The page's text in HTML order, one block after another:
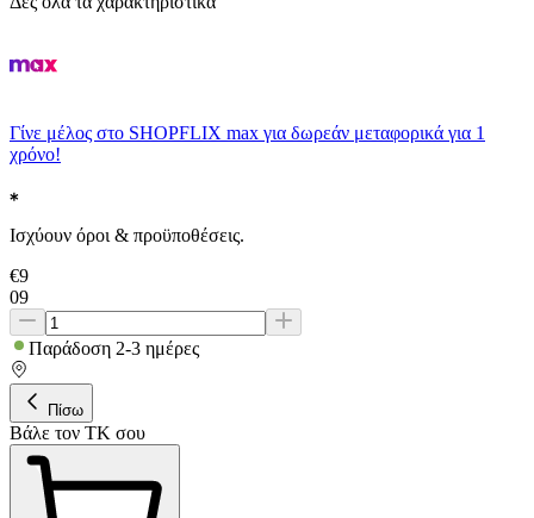
Γίνε μέλος στο SHOPFLIX max για δωρεάν μεταφορικά για 1
χρόνο!
Ισχύουν όροι & προϋποθέσεις.
€9
09
Παράδοση 2-3 ημέρες
Πίσω
Βάλε τον ΤΚ σου